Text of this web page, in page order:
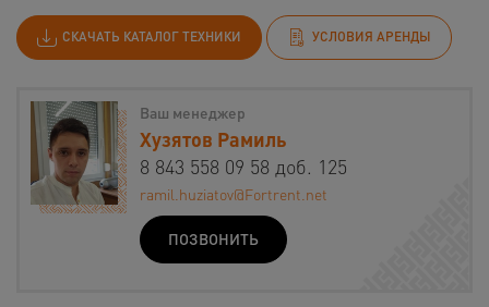
СКАЧАТЬ КАТАЛОГ ТЕХНИКИ УСЛОВИЯ АРЕНДЫ
Ваш менеджер
Хузятов Рамиль
8 843 558 09 58 доб. 125
ramil.huziatov@Fortrent.net
ПОЗВОНИТЬ